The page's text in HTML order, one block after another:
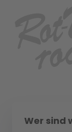
Wer sind